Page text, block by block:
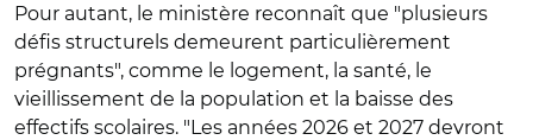
Pour autant, le ministère reconnaît que "plusieurs
défis structurels demeurent particulièrement
prégnants", comme le logement, la santé, le
vieillissement de la population et la baisse des
effectifs scolaires. "Les années 2026 et 2027 devront